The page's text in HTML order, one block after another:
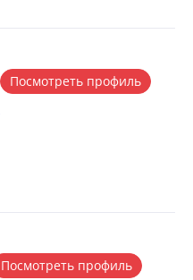
Посмотреть профиль
Посмотреть профиль